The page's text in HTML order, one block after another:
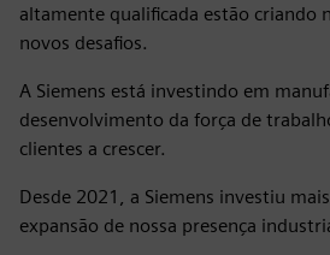
altamente qualificada estão criando
novos desafios.
A Siemens está investindo em
desenvolvimento da força de
clientes a crescer.
Desde 2021, a Siemens investiu
expansão de nossa presença